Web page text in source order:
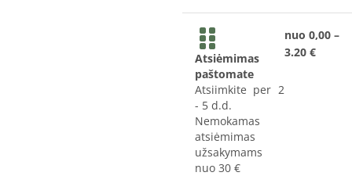
Atsiėmimas
paštomate
Atsiimkite per 2
- 5 d.d.
Nemokamas
atsiėmimas
užsakymams
nuo 30 €
nuo 0,00 –
3.20 €